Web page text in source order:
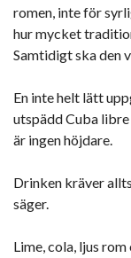
romen, inte för
hur mycket
Samtidigt ska den
En inte helt lätt
utspädd Cuba
är ingen höjdare.
Drinken kräver
säger.
Lime, cola, ljus